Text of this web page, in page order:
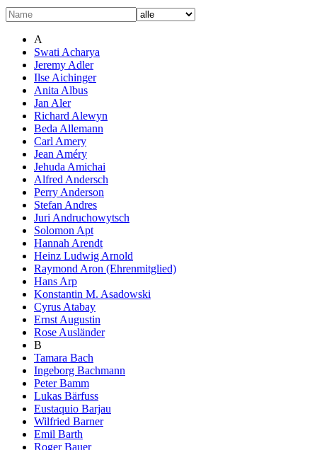
A
Swati Acharya
Jeremy Adler
Ilse Aichinger
Anita Albus
Jan Aler
Richard Alewyn
Beda Allemann
Carl Amery
Jean Améry
Jehuda Amichai
Alfred Andersch
Perry Anderson
Stefan Andres
Juri Andruchowytsch
Solomon Apt
Hannah Arendt
Heinz Ludwig Arnold
Raymond Aron (Ehrenmitglied)
Hans Arp
Konstantin M. Asadowski
Cyrus Atabay
Ernst Augustin
Rose Ausländer
B
Tamara Bach
Ingeborg Bachmann
Peter Bamm
Lukas Bärfuss
Eustaquio Barjau
Wilfried Barner
Emil Barth
Roger Bauer